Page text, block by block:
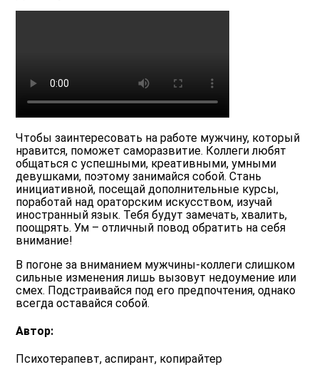
Чтобы заинтересовать на работе мужчину, который
нравится, поможет саморазвитие. Коллеги любят
общаться с успешными, креативными, умными
девушками, поэтому занимайся собой. Стань
инициативной, посещай дополнительные курсы,
поработай над ораторским искусством, изучай
иностранный язык. Тебя будут замечать, хвалить,
поощрять. Ум – отличный повод обратить на себя
внимание!
В погоне за вниманием мужчины-коллеги слишком
сильные изменения лишь вызовут недоумение или
смех. Подстраивайся под его предпочтения, однако
всегда оставайся собой.
Автор:
Психотерапевт, аспирант, копирайтер